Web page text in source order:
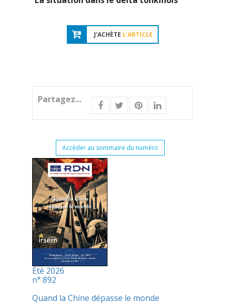
J'ACHÈTE L'ARTICLE
Partagez...
Accéder au sommaire du numéro
Été 2026
n° 892
Quand la Chine dépasse le monde